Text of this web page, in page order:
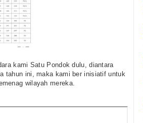
kami Satu Pondok dulu, diantara
tahun ini, maka kami ber inisiatif untuk
wilayah mereka.